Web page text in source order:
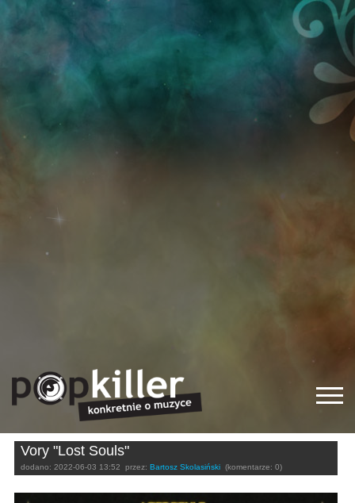
Vory "Lost Souls"
dodano: 2022-06-03 13:52 przez: Bartosz Skolasiński (komentarze: 0)